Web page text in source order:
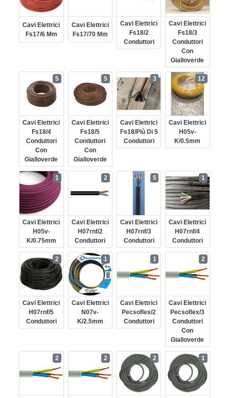
Cavi Elettrici
Fs17/6 Mm
Cavi Elettrici
Fs17/70 Mm
Cavi Elettrici
Fs18/2
Conduttori
Cavi Elettrici
Fs18/3
Conduttori
Con
Gialloverde
Cavi Elettrici
Fs18/4
Conduttori
Con
Gialloverde
5
Cavi Elettrici
Fs18/5
Conduttori
Con
Gialloverde
5
Cavi Elettrici
Fs18/più Di 5
Conduttori
3
Cavi Elettrici
H05v-
K/0.5mm
12
Cavi Elettrici
H05v-
K/0.75mm
1
Cavi Elettrici
H07rnf/2
Conduttori
2
Cavi Elettrici
H07rnf/3
Conduttori
5
Cavi Elettrici
H07rnf/4
Conduttori
1
Cavi Elettrici
H07rnf/5
Conduttori
2
Cavi Elettrici
N07v-
K/2.5mm
1
Cavi Elettrici
Pecsoflex/2
Conduttori
1
Cavi Elettrici
Pecsoflex/3
Conduttori
Con
Gialloverde
2
2 2 2 1